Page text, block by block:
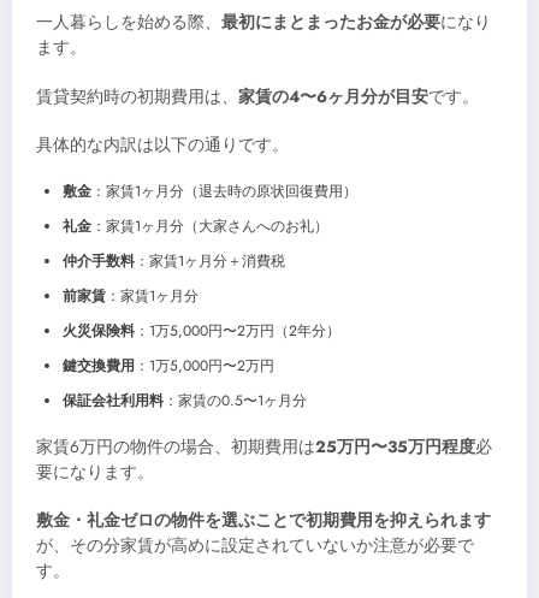
一人暮らしを始める際、 最初にまとまったお金が必要になり
ます。
賃貸契約時の初期費用は、 家賃の4〜6ヶ月分が目安です。
具体的な内訳は以下の通りです。
敷金 ：家賃1ヶ月分（退去時の原状回復費用）
礼金 ：家賃1ヶ月分（大家さんへのお礼）
仲介手数料 ：家賃1ヶ月分＋消費税
前家賃 ：家賃1ヶ月分
火災保険料 ：1万5,000円〜2万円（2年分）
鍵交換費用 ：1万5,000円〜2万円
保証会社利用料 ：家賃の0.5〜1ヶ月分
家賃6万円の物件の場合、初期費用は25万円〜35万円程度必
要になります。
敷金・礼金ゼロの物件を選ぶことで初期費用を抑えられます
が、その分家賃が高めに設定されていないか注意が必要で
す。